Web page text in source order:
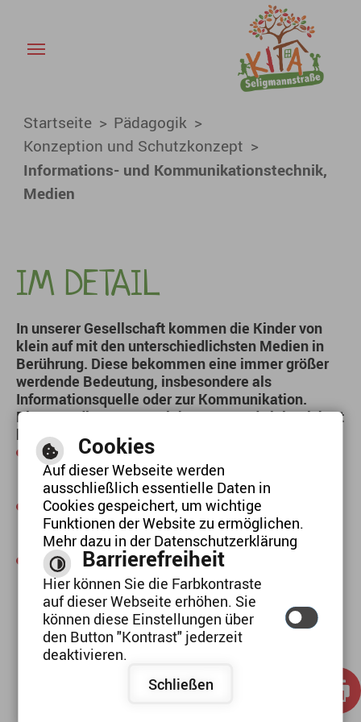
Informations- und
Startseite
Pädagogik
Konzeption und Schutzkonzept
Informations- und Kommunikationstechnik,
Medien
IM DETAIL
In unserer Gesellschaft kommen die Kinder von
klein auf mit den unterschiedlichsten Medien in
Berührung. Diese bekommen eine immer größer
werdende Bedeutung, insbesondere als
Informationsquelle oder zur Kommunikation.
Diese Medien setzen wir bewusst und zielgerichtet
bei unserer täglichen Arbeit mit den Kindern ein:
Bilder- und Sachbücher, Zeitungen,
Broschüren (Druckmedien)
Kassettenrekorder, Hörkassetten, CDs, CD-
Spieler (auditive Medien)
Dias, Fotos (visuelle Medien)
Cookies
Auf dieser Webseite werden
ausschließlich essentielle Daten in
Cookies gespeichert, um wichtige
Funktionen der Website zu ermöglichen.
Mehr dazu in der Datenschutzerklärung
Barrierefreiheit
Hier können Sie die Farbkontraste
auf dieser Webseite erhöhen. Sie
können diese Einstellungen über
den Button "Kontrast" jederzeit
deaktivieren.
Schließen